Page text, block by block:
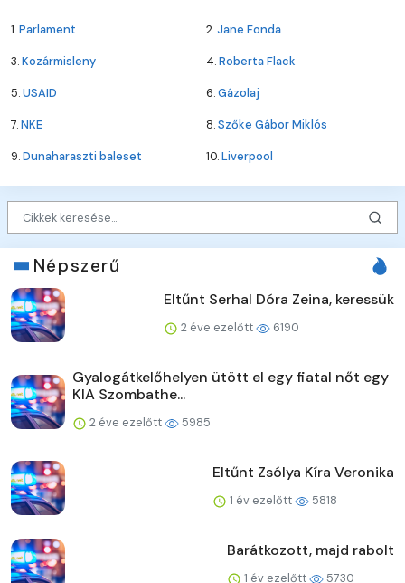
1.Parlament 2.Jane Fonda
3.Kozármisleny 4.Roberta Flack
5.USAID 6.Gázolaj
7.NKE 8.Szőke Gábor Miklós
9.Dunaharaszti baleset 10.Liverpool
Népszerű
Eltűnt Serhal Dóra Zeina, keressük
2 éve ezelőtt 6190
Gyalogátkelőhelyen ütött el egy fiatal nőt egy
KIA Szombathe...
2 éve ezelőtt 5985
Eltűnt Zsólya Kíra Veronika
1 év ezelőtt 5818
Barátkozott, majd rabolt
1 év ezelőtt 5730